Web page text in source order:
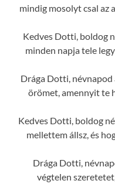
mindig mosolyt csal az
Kedves Dotti, boldog
minden napja tele
Drága Dotti,
örömet, amennyit te
Kedves Dotti, boldog
mellettem állsz, és
Drága Dotti,
végtelen